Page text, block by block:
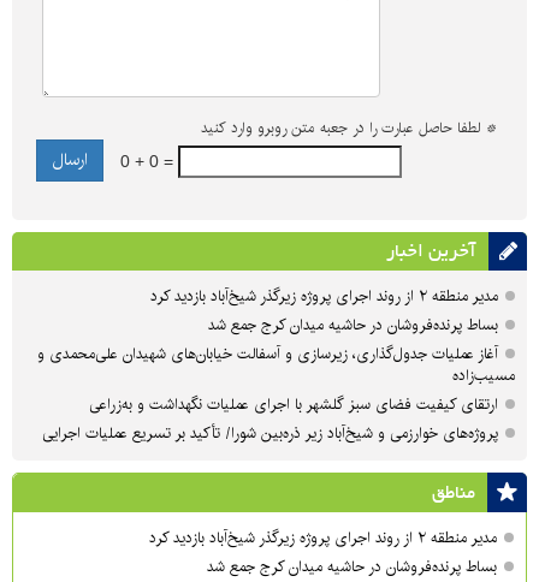
* لطفا حاصل عبارت را در جعبه متن روبرو وارد کنید
0 + 0 =
آخرین اخبار
مدیر منطقه ۲ از روند اجرای پروژه زیرگذر شیخ‌آباد بازدید کرد
بساط پرنده‌فروشان در حاشیه میدان کرج جمع شد
آغاز عملیات جدول‌گذاری، زیرسازی و آسفالت خیابان‌های شهیدان علی‌محمدی و
مسیب‌زاده
ارتقای کیفیت فضای سبز گلشهر با اجرای عملیات نگهداشت و به‌زراعی
پروژه‌های خوارزمی و شیخ‌آباد زیر ذره‌بین شورا/ تأکید بر تسریع عملیات اجرایی
مناطق
مدیر منطقه ۲ از روند اجرای پروژه زیرگذر شیخ‌آباد بازدید کرد
بساط پرنده‌فروشان در حاشیه میدان کرج جمع شد